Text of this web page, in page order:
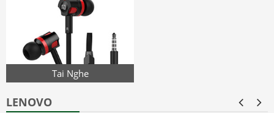
Tai Nghe
LENOVO